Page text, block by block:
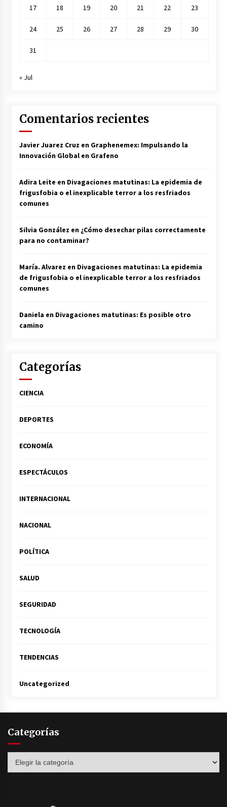
17 18 19 20 21 22 23
24 25 26 27 28 29 30
31
« Jul
Comentarios recientes
Javier Juarez Cruz en Graphenemex: Impulsando la
Innovación Global en Grafeno
Adira Leite en Divagaciones matutinas: La epidemia de
frigusfobia o el inexplicable terror a los resfriados
comunes
Silvia González en ¿Cómo desechar pilas correctamente
para no contaminar?
María. Alvarez en Divagaciones matutinas: La epidemia
de frigusfobia o el inexplicable terror a los resfriados
comunes
Daniela en Divagaciones matutinas: Es posible otro
camino
Categorías
CIENCIA
DEPORTES
ECONOMÍA
ESPECTÁCULOS
INTERNACIONAL
NACIONAL
POLÍTICA
SALUD
SEGURIDAD
TECNOLOGÍA
TENDENCIAS
Uncategorized
Categorías